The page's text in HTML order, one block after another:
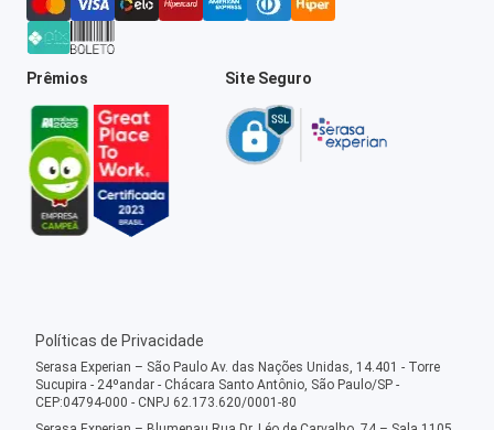
Prêmios Site Seguro
Políticas de Privacidade
Serasa Experian – São Paulo Av. das Nações Unidas, 14.401 - Torre
Sucupira - 24ºandar - Chácara Santo Antônio, São Paulo/SP -
CEP:04794-000 - CNPJ 62.173.620/0001-80